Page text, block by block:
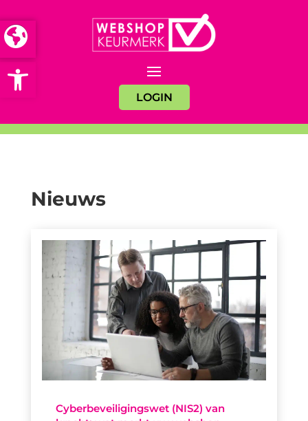
Open toolbar
LOGIN
Nieuws
Cyberbeveiligingswet (NIS2) van